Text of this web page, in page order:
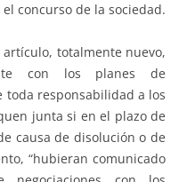
concurso de la sociedad.
totalmente nuevo,
con los planes de
responsabilidad a los
junta si en el plazo de
causa de disolución o de
“hubieran comunicado